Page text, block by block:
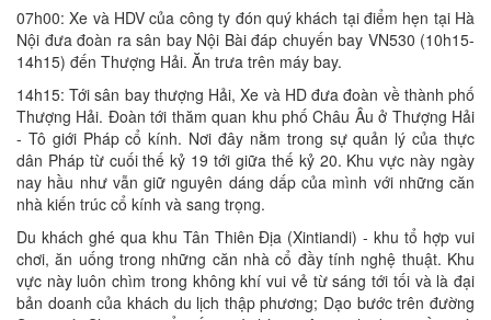
07h00: Xe và HDV của công ty đón quý khách tại điểm hẹn tại Hà
Nội đưa đoàn ra sân bay Nội Bài đáp chuyến bay VN530 (10h15-
14h15) đến Thượng Hải. Ăn trưa trên máy bay.
14h15: Tới sân bay thượng Hải, Xe và HD đưa đoàn về thành phố
Thượng Hải. Đoàn tới thăm quan khu phố Châu Âu ở Thượng Hải
- Tô giới Pháp cổ kính. Nơi đây nằm trong sự quản lý của thực
dân Pháp từ cuối thế kỷ 19 tới giữa thế kỷ 20. Khu vực này ngày
nay hầu như vẫn giữ nguyên dáng dấp của mình với những căn
nhà kiến trúc cổ kính và sang trọng.
Du khách ghé qua khu Tân Thiên Địa (Xintiandi) - khu tổ hợp vui
chơi, ăn uống trong những căn nhà cổ đầy tính nghệ thuật. Khu
vực này luôn chìm trong không khí vui vẻ từ sáng tới tối và là đại
bản doanh của khách du lịch thập phương; Dạo bước trên đường